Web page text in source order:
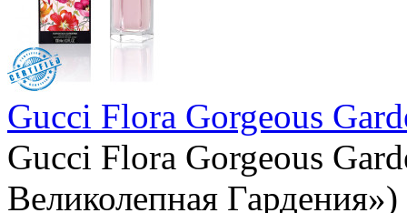
Gucci Flora Gorgeous
Gucci Flora Gorgeous
Великолепная